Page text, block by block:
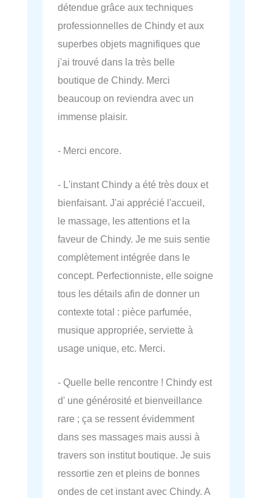
détendue grâce aux techniques
professionnelles de Chindy et aux
superbes objets magnifiques que
j'ai trouvé dans la très belle
boutique de Chindy. Merci
beaucoup on reviendra avec un
immense plaisir.
- Merci encore.
- L'instant Chindy a été très doux et
bienfaisant. J'ai apprécié l'accueil,
le massage, les attentions et la
faveur de Chindy. Je me suis sentie
complètement intégrée dans le
concept. Perfectionniste, elle soigne
tous les détails afin de donner un
contexte total : pièce parfumée,
musique appropriée, serviette à
usage unique, etc. Merci.
- Quelle belle rencontre ! Chindy est
d' une générosité et bienveillance
rare ; ça se ressent évidemment
dans ses massages mais aussi à
travers son institut boutique. Je suis
ressortie zen et pleins de bonnes
ondes de cet instant avec Chindy. A